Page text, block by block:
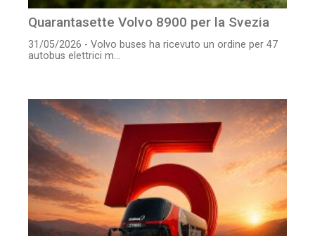
Quarantasette Volvo 8900 per la Svezia
31/05/2026 - Volvo buses ha ricevuto un ordine per 47
autobus elettrici m...